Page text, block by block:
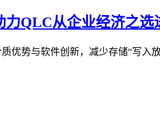
力QLC从企业经济之
质优势与软件创新，减少存储“写